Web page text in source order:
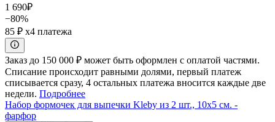
1 690₽
−80%
85 ₽ x4 платежа
Заказ до 150 000 ₽ может быть оформлен с оплатой частями.
Списание происходит равными долями, первый платеж
списывается сразу, 4 остальных платежа вносится каждые две
недели. Подробнее
Набор формочек для выпечки Kleby из 2 шт., 10x5 см. -
фарфор